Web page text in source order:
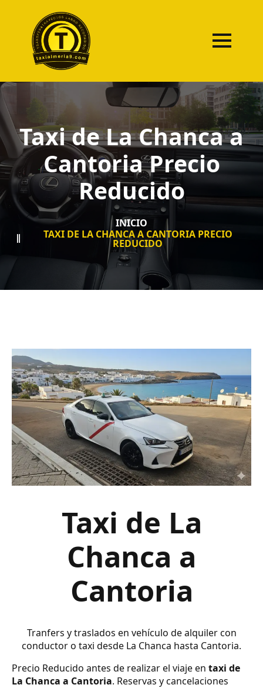
Taxi de La Chanca a
Cantoria Precio
Reducido
INICIO
TAXI DE LA CHANCA A CANTORIA PRECIO
REDUCIDO
Taxi de La
Chanca a
Cantoria
Tranfers y traslados en vehículo de alquiler con
conductor o taxi desde La Chanca hasta Cantoria.
Precio Reducido antes de realizar el viaje en taxi de
La Chanca a Cantoria. Reservas y cancelaciones